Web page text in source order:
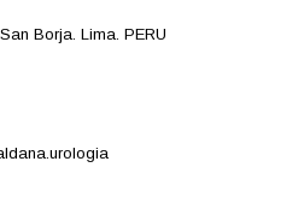
Borja. Lima. PERU